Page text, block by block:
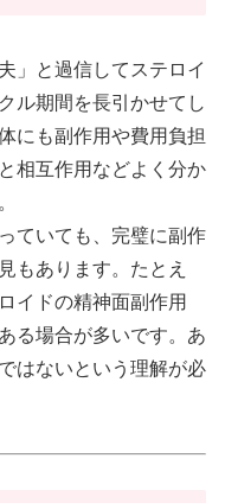
」と過信してステロイ
ル期間を長引かせてし
にも副作用や費用負担
相互作用などよく分か
ていても、完璧に副作
もあります。たとえ
イドの精神面副作用
る場合が多いです。あ
はないという理解が必